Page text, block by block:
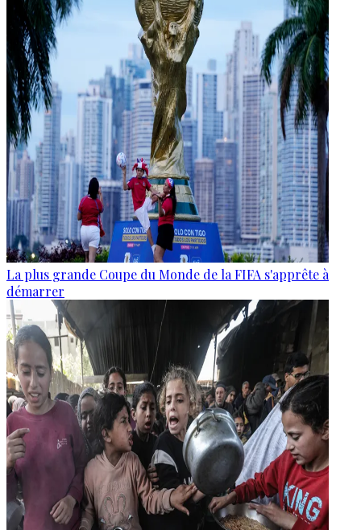
La plus grande Coupe du Monde de la FIFA s'apprête à
démarrer